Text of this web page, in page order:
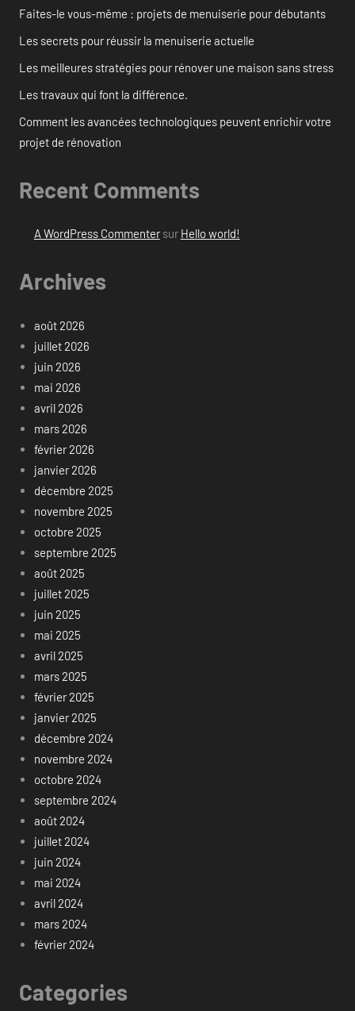
Faites-le vous-même : projets de menuiserie pour débutants
Les secrets pour réussir la menuiserie actuelle
Les meilleures stratégies pour rénover une maison sans stress
Les travaux qui font la différence.
Comment les avancées technologiques peuvent enrichir votre
projet de rénovation
Recent Comments
A WordPress Commentersur Hello world!
Archives
août 2026
juillet 2026
juin 2026
mai 2026
avril 2026
mars 2026
février 2026
janvier 2026
décembre 2025
novembre 2025
octobre 2025
septembre 2025
août 2025
juillet 2025
juin 2025
mai 2025
avril 2025
mars 2025
février 2025
janvier 2025
décembre 2024
novembre 2024
octobre 2024
septembre 2024
août 2024
juillet 2024
juin 2024
mai 2024
avril 2024
mars 2024
février 2024
Categories